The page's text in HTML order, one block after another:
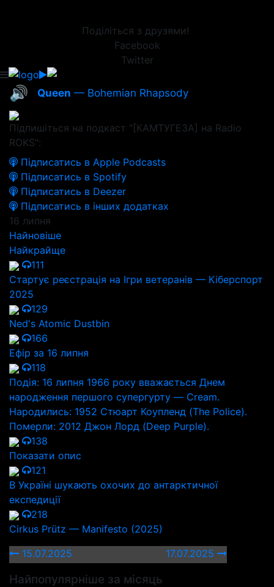
Поділіться з друзями!
Facebook
Twitter
🔊 Queen — Bohemian Rhapsody
Підпишіться на подкаст "[КАМТУГЕЗА] на Radio
ROKS":
Підписатись в Apple Podcasts
Підписатись в Spotify
Підписатись в Deezer
Підписатись в інших додатках
16 липня
Найновіше
Найкрайще
111
Стартує реєстрація на Ігри ветеранів — Кіберспорт
2025
129
Ned's Atomic Dustbin
166
Ефір за 16 липня
118
Подія: 16 липня 1966 року вважається Днем
народження першого супергурту — Cream.
Народились: 1952 Стюарт Коупленд (The Police).
Померли: 2012 Джон Лорд (Deep Purple).
138
Показати опис
121
В Україні шукають охочих до антарктичної
експедиції
218
Cirkus Prütz — Manifesto (2025)
15.07.2025
17.07.2025
Найпопулярніше за місяць